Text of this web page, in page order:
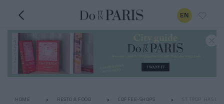
EN
HOME RESTO & FOOD COFFEE-SHOPS ST TROP’ HAS